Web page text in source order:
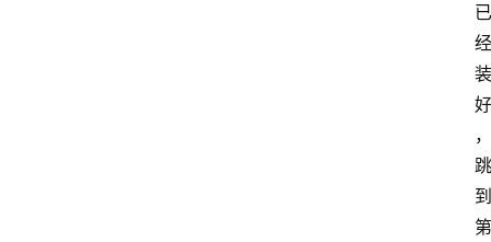
已
经
装
好
，
跳
到
第